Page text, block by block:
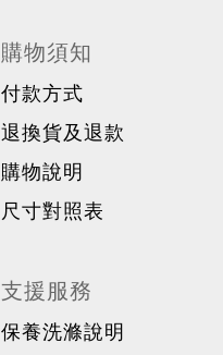
購物須知
付款方式
退換貨及退款
購物說明
尺寸對照表
支援服務
保養洗滌說明